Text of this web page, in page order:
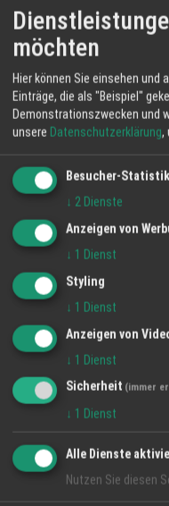
19 °C
Überwiegend Bewölkt
06:13
36° / 22°
möchten
Hier können Sie einsehen
Einträge, die als "Beispiel"
Demonstrationszwecken und
unsere Datenschutzerklärung,
Besucher-
↓ 2 Dienste
Anzeigen von
↓ 1 Dienst
Styling
↓ 1 Dienst
Anzeigen von
↓ 1 Dienst
Sicherheit (immer
↓ 1 Dienst
Alle Dienste
Nutzen Sie diesen